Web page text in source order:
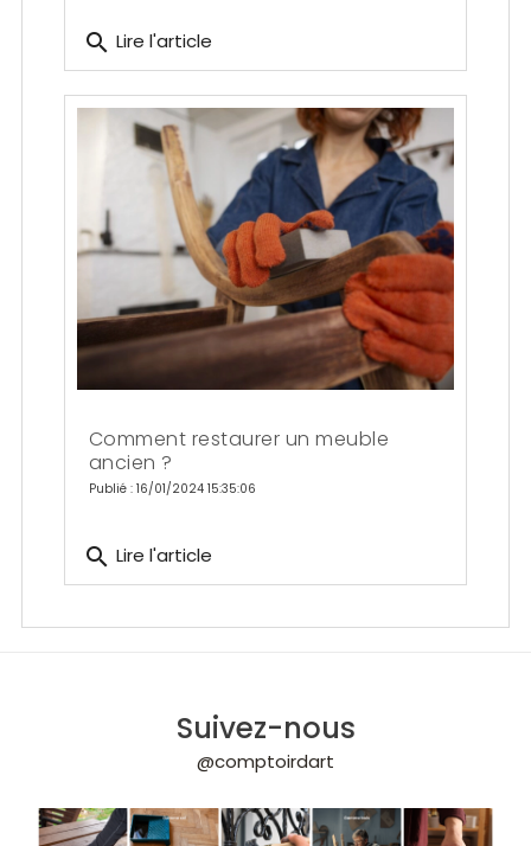
search Lire l'article
Comment restaurer un meuble
ancien ?
Publié : 16/01/2024 15:35:06
search Lire l'article
Suivez-nous
@comptoirdart